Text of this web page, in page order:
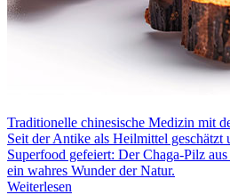
Traditionelle chinesische Medizin mit
Seit der Antike als Heilmittel geschätzt
Superfood gefeiert: Der Chaga-Pilz
ein wahres Wunder der Natur.
Weiterlesen